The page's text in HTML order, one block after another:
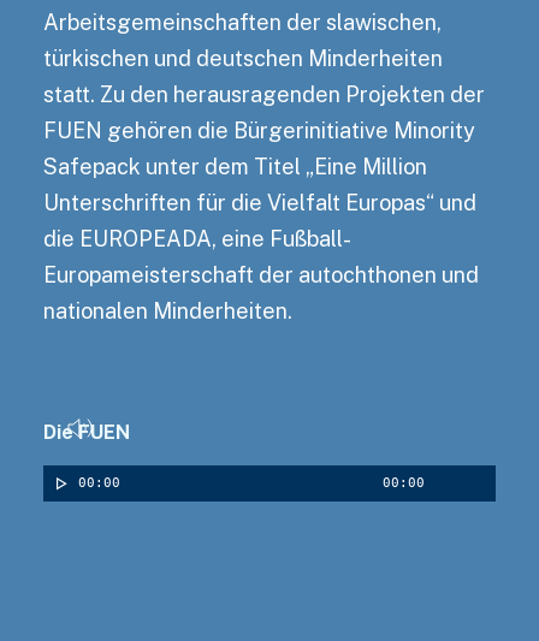
Arbeitsgemeinschaften der slawischen,
türkischen und deutschen Minderheiten
statt. Zu den herausragenden Projekten der
FUEN gehören die Bürgerinitiative Minority
Safepack unter dem Titel „Eine Million
Unterschriften für die Vielfalt Europas“ und
die EUROPEADA, eine Fußball-
Europameisterschaft der autochthonen und
nationalen Minderheiten.
Die FUEN
Audio-Player
00:00 00:00